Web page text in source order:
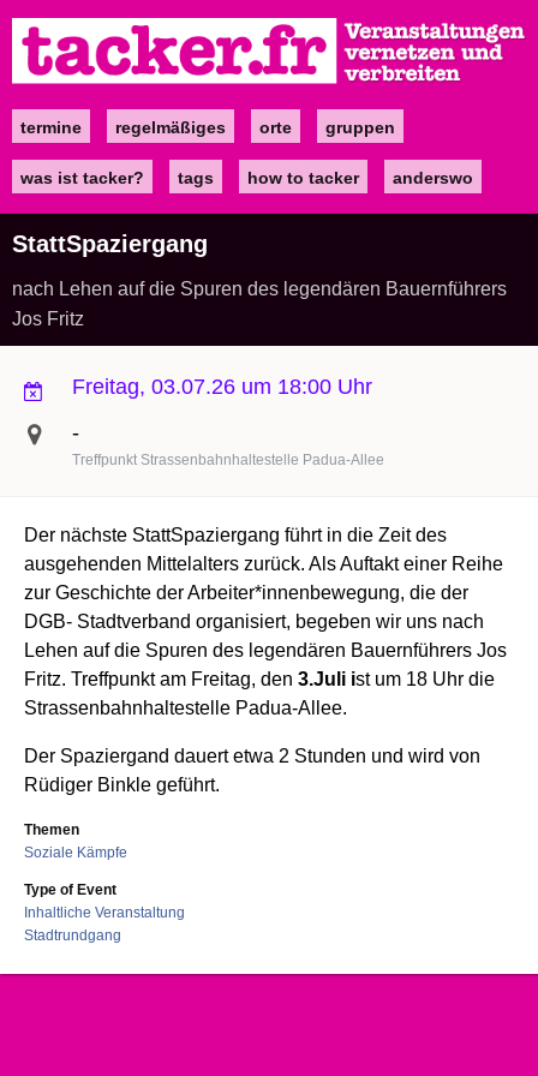
zum
Inhalt
Maintermine regelmäßiges orte gruppen
was ist tacker? tags how to tacker anderswo
StattSpaziergang
nach Lehen auf die Spuren des legendären Bauernführers
Jos Fritz
Freitag, 03.07.26 um 18:00 Uhr
-
Treffpunkt Strassenbahnhaltestelle Padua-Allee
Der nächste StattSpaziergang führt in die Zeit des
ausgehenden Mittelalters zurück. Als Auftakt einer Reihe
zur Geschichte der Arbeiter*innenbewegung, die der
DGB- Stadtverband organisiert, begeben wir uns nach
Lehen auf die Spuren des legendären Bauernführers Jos
Fritz. Treffpunkt am Freitag, den 3.Juli ist um 18 Uhr die
Strassenbahnhaltestelle Padua-Allee.
Der Spaziergand dauert etwa 2 Stunden und wird von
Rüdiger Binkle geführt.
Themen
Soziale Kämpfe
Type of Event
Inhaltliche Veranstaltung
Stadtrundgang